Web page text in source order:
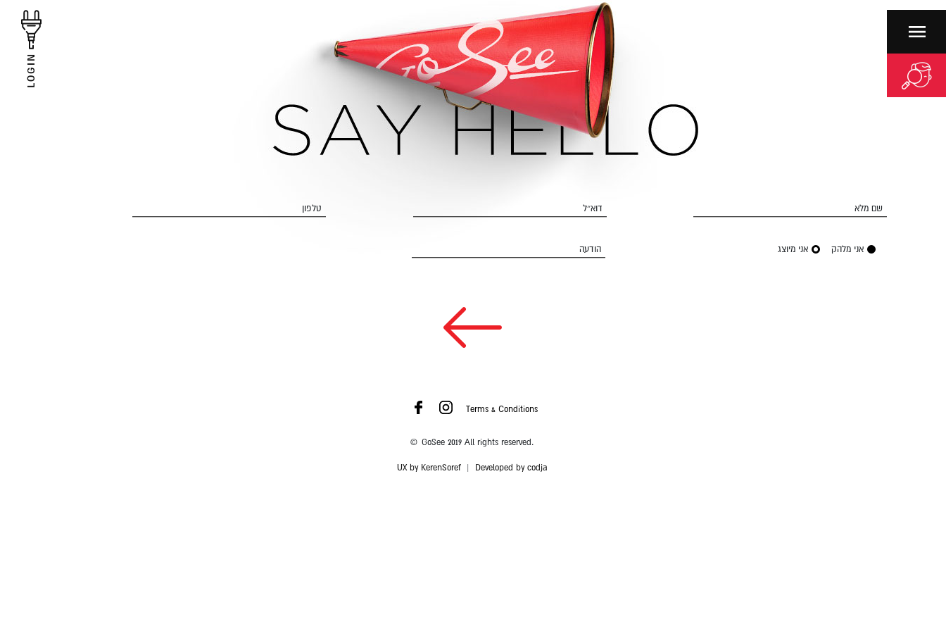
LOGIN
שם מלא דוא״ל טלפון
אני מלהק אני מיוצג הודעה
Terms & Conditions
© GoSee 2019 All rights reserved.
UX by KerenSoref| Developed by codja